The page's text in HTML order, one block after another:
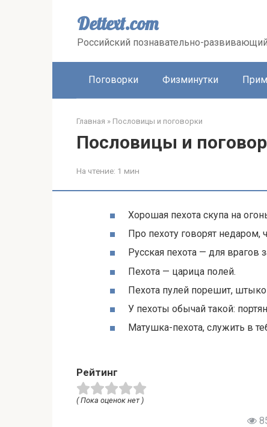
Dettext.com
Российский познавательно-
Поговорки Физминутки
Главная » Пословицы и поговорки
Пословицы и
На чтение: 1 мин
Хорошая пехота скупа на
Про пехоту говорят
Русская пехота — для врагов
Пехота — царица полей.
Пехота пулей порешит,
У пехоты обычай такой:
Матушка-пехота, служить в
Рейтинг
( Пока оценок нет )